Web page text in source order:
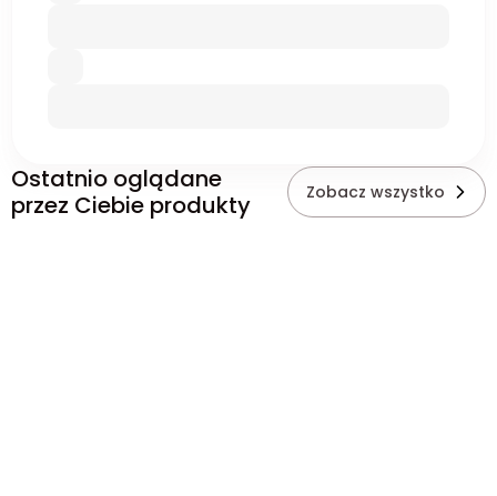
Ostatnio oglądane
przez Ciebie produkty
Zobacz wszystko